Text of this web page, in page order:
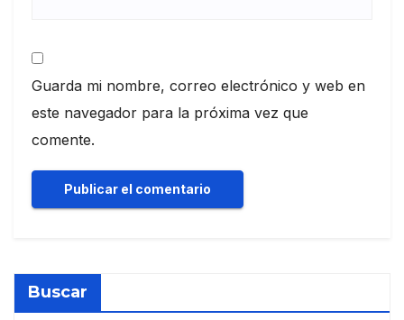
Guarda mi nombre, correo electrónico y web en
este navegador para la próxima vez que
comente.
Buscar